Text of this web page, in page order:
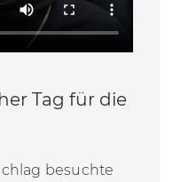
Tag für die
besuchte